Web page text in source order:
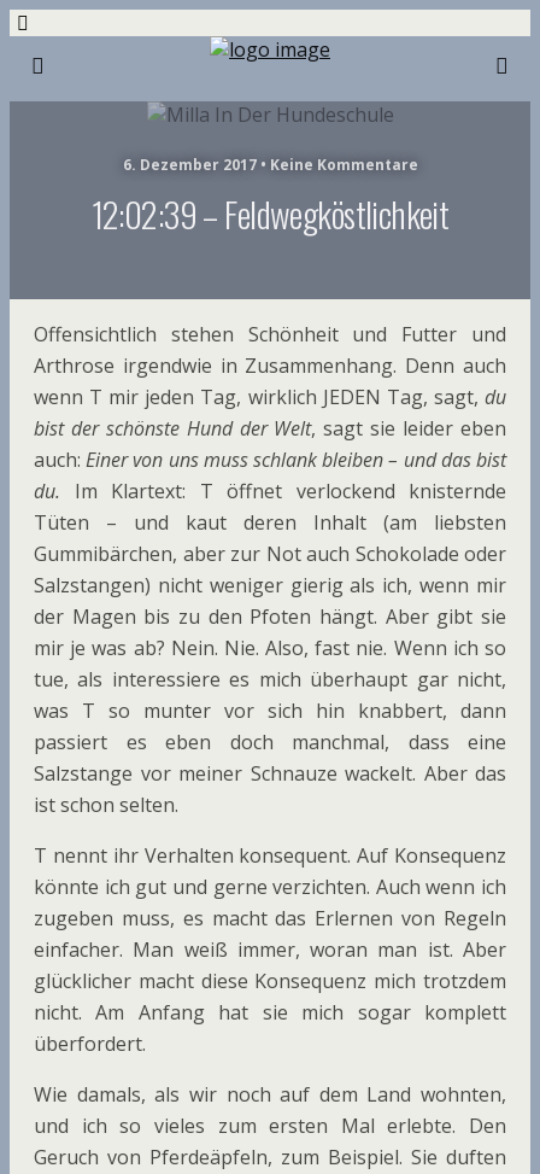
6. Dezember 2017 • Keine Kommentare
12:02:39 – Feldwegköstlichkeit
Offensichtlich stehen Schönheit und Futter und
Arthrose irgendwie in Zusammenhang. Denn auch
wenn T mir jeden Tag, wirklich JEDEN Tag, sagt, du
bist der schönste Hund der Welt, sagt sie leider eben
auch:Einer von uns muss schlank bleiben – und das bist
du. Im Klartext: T öffnet verlockend knisternde
Tüten – und kaut deren Inhalt (am liebsten
Gummibärchen, aber zur Not auch Schokolade oder
Salzstangen) nicht weniger gierig als ich, wenn mir
der Magen bis zu den Pfoten hängt. Aber gibt sie
mir je was ab? Nein. Nie. Also, fast nie. Wenn ich so
tue, als interessiere es mich überhaupt gar nicht,
was T so munter vor sich hin knabbert, dann
passiert es eben doch manchmal, dass eine
Salzstange vor meiner Schnauze wackelt. Aber das
ist schon selten.
T nennt ihr Verhalten konsequent. Auf Konsequenz
könnte ich gut und gerne verzichten. Auch wenn ich
zugeben muss, es macht das Erlernen von Regeln
einfacher. Man weiß immer, woran man ist. Aber
glücklicher macht diese Konsequenz mich trotzdem
nicht. Am Anfang hat sie mich sogar komplett
überfordert.
Wie damals, als wir noch auf dem Land wohnten,
und ich so vieles zum ersten Mal erlebte. Den
Geruch von Pferdeäpfeln, zum Beispiel. Sie duften